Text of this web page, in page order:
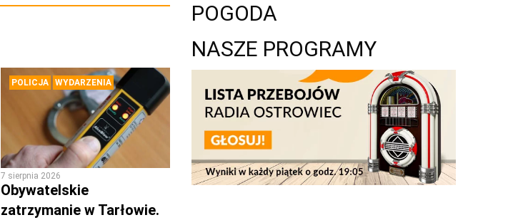
POLICJA WYDARZENIA
7 sierpnia 2026
Obywatelskie
zatrzymanie w Tarłowie.
POGODA
NASZE PROGRAMY